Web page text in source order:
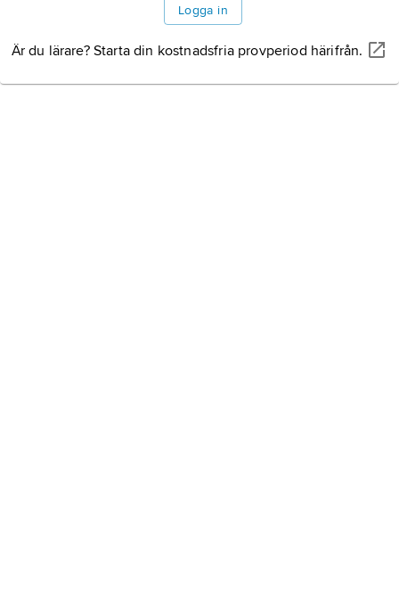
Logga in
Är du lärare? Starta din kostnadsfria provperiod härifrån.